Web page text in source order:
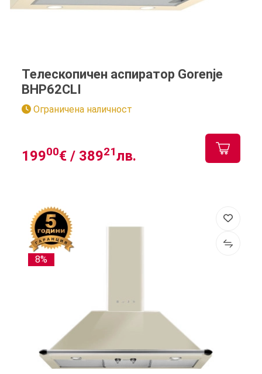
Телескопичен аспиратор Gorenje
BHP62CLI
Ограничена наличност
19900€ / 38921лв.
8%